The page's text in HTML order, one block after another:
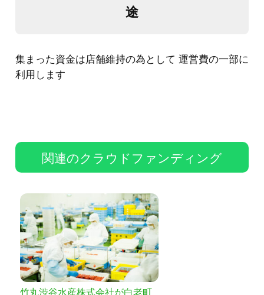
途
集まった資金は店舗維持の為として 運営費の一部に
利用します
関連のクラウドファンディング
竹丸渋谷水産株式会社が白老町